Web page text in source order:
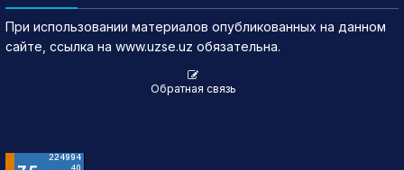
При использовании материалов опубликованных на данном
сайте, ссылка на www.uzse.uz обязательна.
Обратная связь